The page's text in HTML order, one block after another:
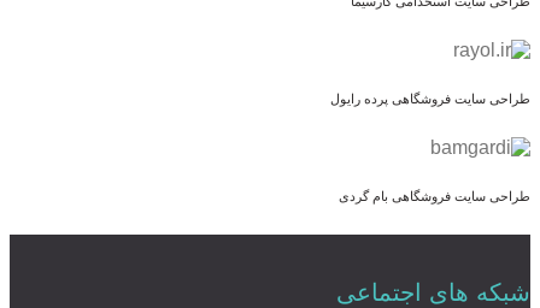
طراحی سایت فروشگاهی پرده رایول
طراحی سایت فروشگاهی بام گردی
شبکه های اجتماعی